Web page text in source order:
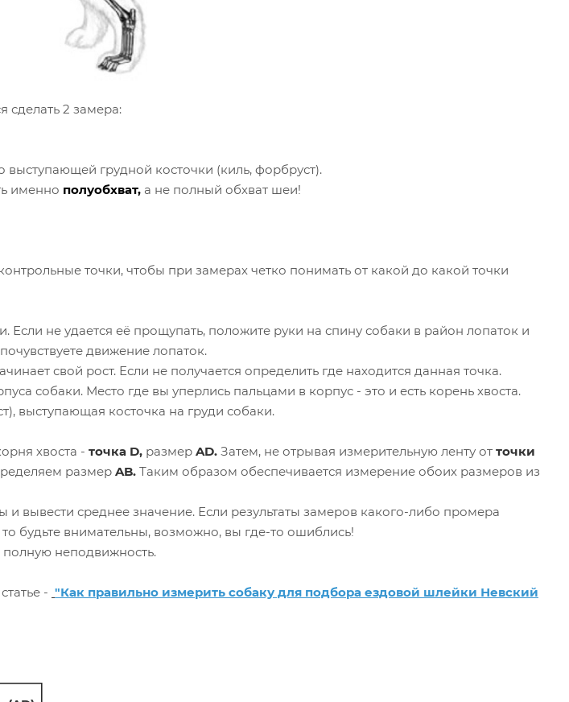
сделать 2 замера:
грудной косточки (киль, форбруст).
именно полуобхват, а не полный обхват шеи!
точки, чтобы при замерах четко понимать от какой до какой точки
Если не удается её прощупать, положите руки на спину собаки в район лопаток и
движение лопаток.
свой рост. Если не получается определить где находится данная точка.
собаки. Место где вы уперлись пальцами в корпус - это и есть корень хвоста.
выступающая косточка на груди собаки.
хвоста - точка D, размер AD. Затем, не отрывая измерительную ленту от точки
размер AB. Таким образом обеспечивается измерение обоих размеров из
и вывести среднее значение. Если результаты замеров какого-либо промера
будьте внимательны, возможно, вы где-то ошиблись!
полную неподвижность.
- "Как правильно измерить собаку для подбора ездовой шлейки Невский